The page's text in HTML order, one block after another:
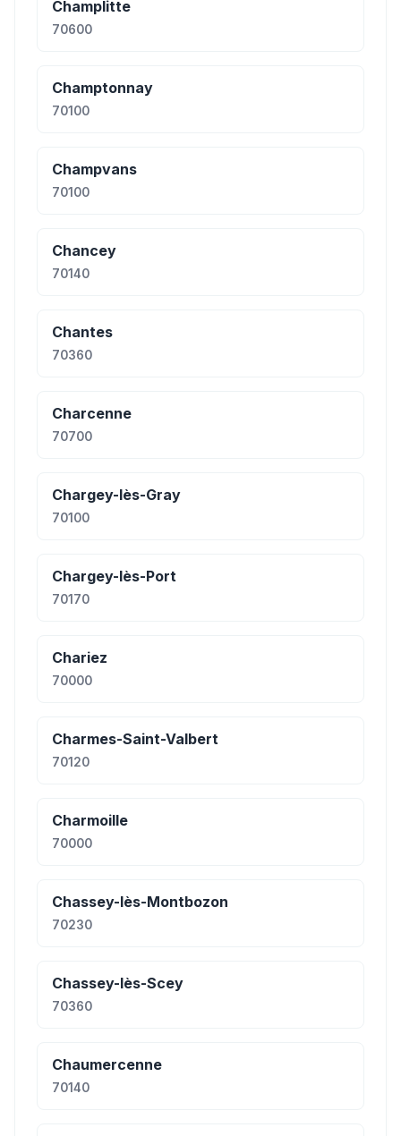
Champlitte
70600
Champtonnay
70100
Champvans
70100
Chancey
70140
Chantes
70360
Charcenne
70700
Chargey-lès-Gray
70100
Chargey-lès-Port
70170
Chariez
70000
Charmes-Saint-Valbert
70120
Charmoille
70000
Chassey-lès-Montbozon
70230
Chassey-lès-Scey
70360
Chaumercenne
70140